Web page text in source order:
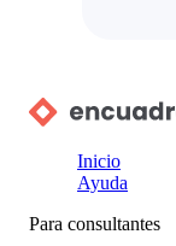
Inicio
Ayuda
Para consultantes